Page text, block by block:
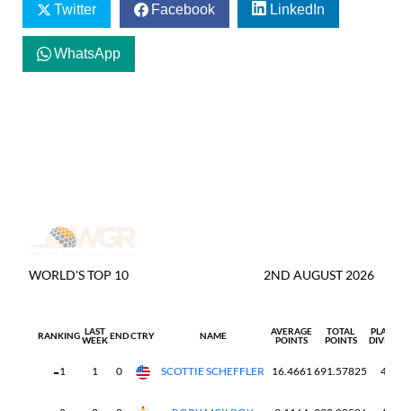
Twitter Facebook LinkedIn
WhatsApp